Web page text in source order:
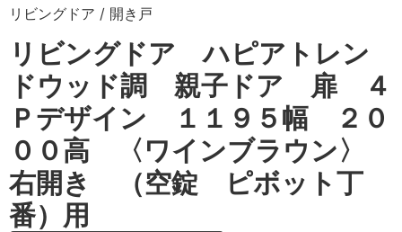
リビングドア / 開き戸
リビングドア ハピアトレン
ドウッド調 親子ドア 扉 ４
Ｐデザイン １１９５幅 ２０
００高 〈ワインブラウン〉
右開き （空錠 ピボット丁
番）用